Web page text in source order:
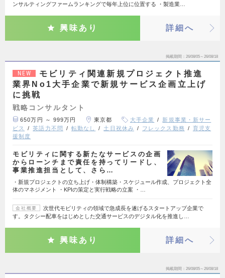
ンサルティングファームランキングで毎年上位に位置する ・製造業…
興味あり 詳細へ
掲載期間 26/08/05～26/08/18
NEW
モビリティ関連新規プロジェクト推進
業界No1大手企業で新規サービス企画立上げ
に挑戦
戦略コンサルタント
650万円 ～ 999万円 東京都 大手企業
新規事業・新サー
ビス
英語力不問 転勤なし 土日祝休み フレックス勤務
育児支
援制度
モビリティに関する新たなサービスの企画
からローンチまで責任を持ってリードし、
事業推進担当として、さら…
・新規プロジェクトの立ち上げ・体制構築・スケジュール作成、プロジェクト全
体のマネジメント ・KPIの策定と実行戦略の立案 ・…
会社概要
次世代モビリティの領域で急成長を遂げるスタートアップ企業で
す。タクシー配車をはじめとした交通サービスのデジタル化を推進し…
興味あり 詳細へ
掲載期間 26/08/05～26/08/18